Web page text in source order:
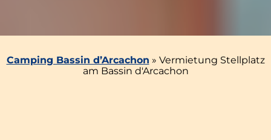
Camping Bassin d’Arcachon » Vermietung Stellplatz
am Bassin d'Arcachon